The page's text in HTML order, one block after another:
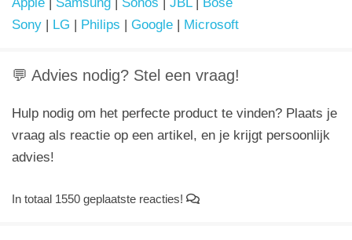
Sony | LG | Philips | Google | Microsoft
💬 Advies nodig? Stel een vraag!
Hulp nodig om het perfecte product te vinden? Plaats je
vraag als reactie op een artikel, en je krijgt persoonlijk
advies!
In totaal 1550 geplaatste reacties!